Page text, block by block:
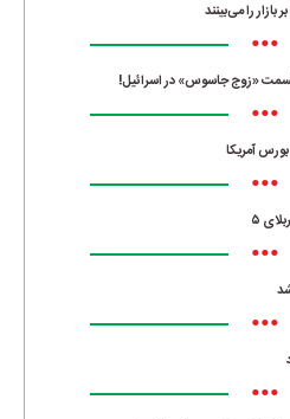
را می‌بینند
•••
«زوج جاسوس» در اسرائیل!
•••
آمریکا
•••
۵
•••
•••
•••